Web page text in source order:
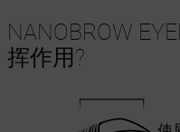
NANOBROW
挥作用?